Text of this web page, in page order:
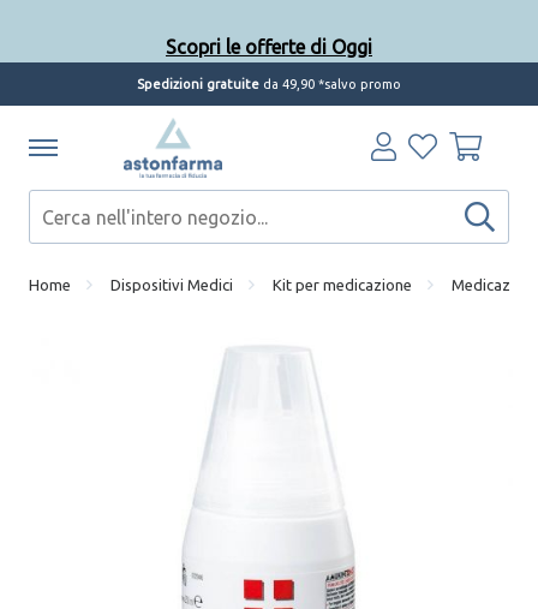
Spedizioni gratuite da 49,90 *salvo promo
Home Dispositivi Medici Kit per medicazione